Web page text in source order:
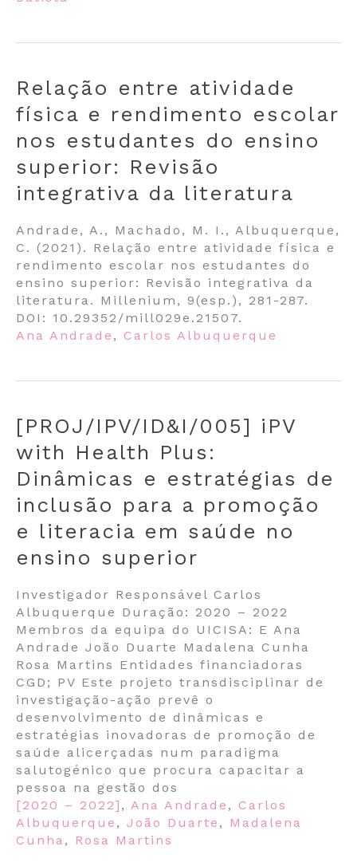
Relação entre atividade
física e rendimento escolar
nos estudantes do ensino
superior: Revisão
integrativa da literatura
Andrade, A., Machado, M. I., Albuquerque,
C. (2021). Relação entre atividade física e
rendimento escolar nos estudantes do
ensino superior: Revisão integrativa da
literatura. Millenium, 9(esp.), 281-287.
DOI: 10.29352/mill029e.21507.
Ana Andrade , Carlos Albuquerque
[PROJ/IPV/ID&I/005] iPV
with Health Plus:
Dinâmicas e estratégias de
inclusão para a promoção
e literacia em saúde no
ensino superior
Investigador Responsável Carlos
Albuquerque Duração: 2020 – 2022
Membros da equipa do UICISA: E Ana
Andrade João Duarte Madalena Cunha
Rosa Martins Entidades financiadoras
CGD; PV Este projeto transdisciplinar de
investigação-ação prevê o
desenvolvimento de dinâmicas e
estratégias inovadoras de promoção de
saúde alicerçadas num paradigma
salutogénico que procura capacitar a
pessoa na gestão dos
[2020 – 2022] , Ana Andrade , Carlos
Albuquerque , João Duarte , Madalena
Cunha , Rosa Martins